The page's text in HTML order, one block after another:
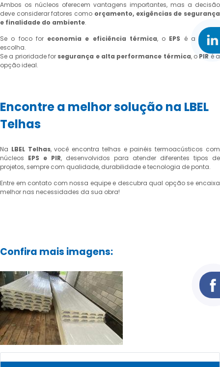
Ambos os núcleos oferecem vantagens importantes, mas a decisão
deve considerar fatores como orçamento, exigências de segurança
e finalidade do ambiente.
Se o foco for economia e eficiência térmica, o EPS é a melhor
escolha.
Se a prioridade for segurança e alta performance térmica, o PIRé a
opção ideal.
Encontre a melhor solução na LBEL
Telhas
Na LBEL Telhas, você encontra telhas e painéis termoacústicos com
núcleos EPS e PIR, desenvolvidos para atender diferentes tipos de
projetos, sempre com qualidade, durabilidade e tecnologia de ponta.
Entre em contato com nossa equipe e descubra qual opção se encaixa
melhor nas necessidades da sua obra!
Confira mais imagens: